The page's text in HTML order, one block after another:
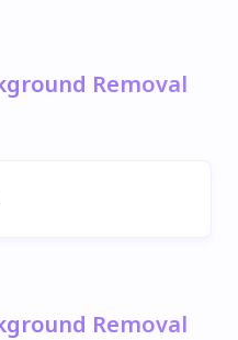
Removal
Removal